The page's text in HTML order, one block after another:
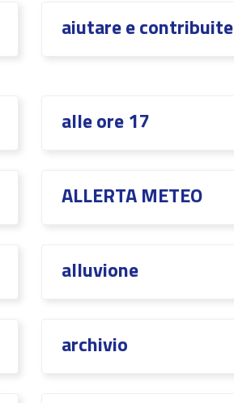
aiutare e contribuite
alle ore 17
ALLERTA METEO
alluvione
archivio